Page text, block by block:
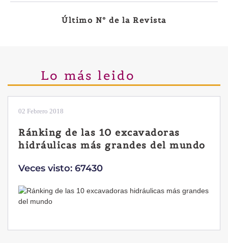
Último Nº de la Revista
Lo más leido
28 Enero 2019
Las ventajas de la excavadora
Yanmar B7 Sigma-6
Veces visto: 32217